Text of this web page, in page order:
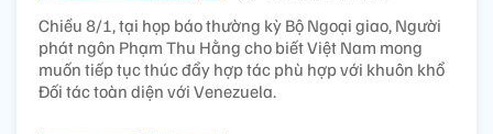
Chiều 8/1, tại họp báo thường kỳ Bộ Ngoại giao, Người
phát ngôn Phạm Thu Hằng cho biết Việt Nam mong
muốn tiếp tục thúc đẩy hợp tác phù hợp với khuôn khổ
Đối tác toàn diện với Venezuela.